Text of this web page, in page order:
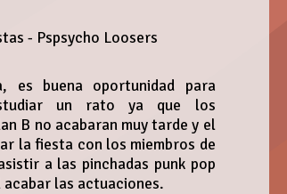
es buena oportunidad para
un rato ya que los
B no acabaran muy tarde y el
la fiesta con los miembros de
a las pinchadas punk pop
las actuaciones.